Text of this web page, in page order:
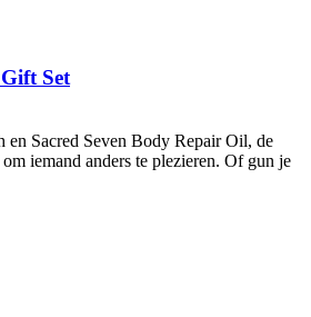
Set
en Sacred Seven Body Repair Oil, de
iemand anders te plezieren. Of gun je